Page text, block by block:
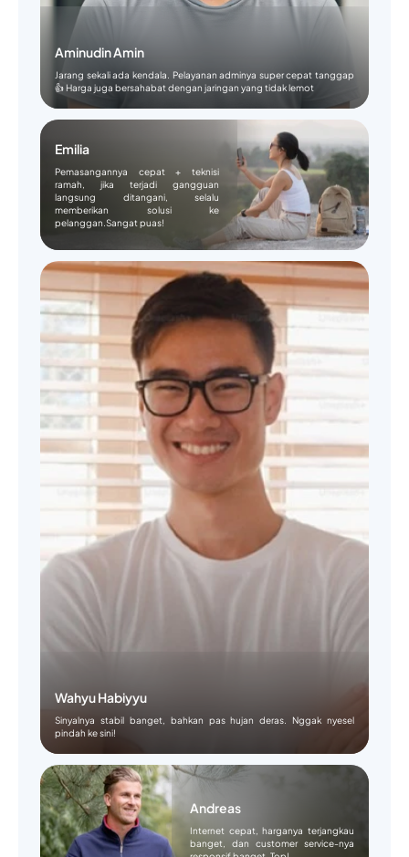
Aminudin Amin
Jarang sekali ada kendala. Pelayanan adminya super cepat tanggap
👍 Harga juga bersahabat dengan jaringan yang tidak lemot
Emilia
Pemasangannya cepat + teknisi
ramah, jika terjadi gangguan
langsung ditangani, selalu
memberikan solusi ke
pelanggan.Sangat puas!
Wahyu Habiyyu
Sinyalnya stabil banget, bahkan pas hujan deras. Nggak nyesel
pindah ke sini!
Andreas
Internet cepat, harganya terjangkau
banget, dan customer service-nya